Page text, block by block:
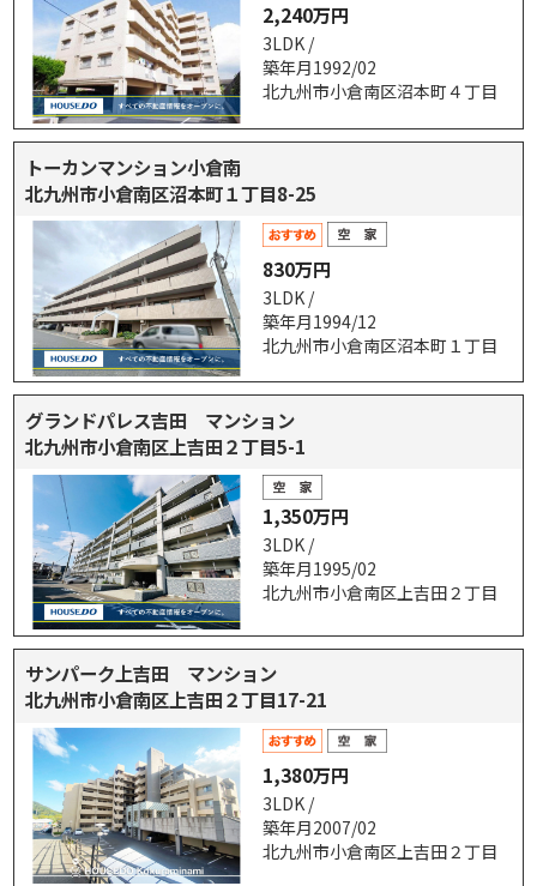
2,240万円
3LDK /
築年月1992/02
北九州市小倉南区沼本町４丁目
トーカンマンション小倉南
北九州市小倉南区沼本町１丁目8-25
830万円
3LDK /
築年月1994/12
北九州市小倉南区沼本町１丁目
グランドパレス吉田 マンション
北九州市小倉南区上吉田２丁目5-1
1,350万円
3LDK /
築年月1995/02
北九州市小倉南区上吉田２丁目
サンパーク上吉田 マンション
北九州市小倉南区上吉田２丁目17-21
1,380万円
3LDK /
築年月2007/02
北九州市小倉南区上吉田２丁目